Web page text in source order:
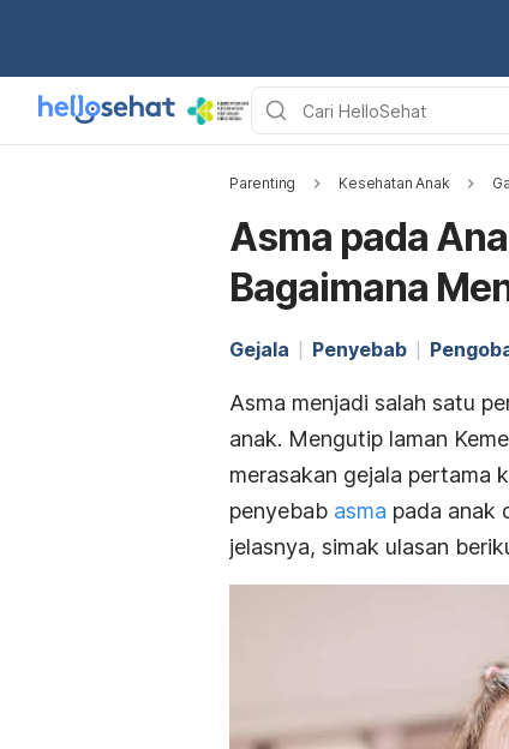
Parenting Kesehatan Anak
Asma pada
Bagaimana
Gejala Penyebab
Asma menjadi salah satu
anak. Mengutip laman
merasakan gejala pertama
penyebab asma pada anak
jelasnya, simak ulasan